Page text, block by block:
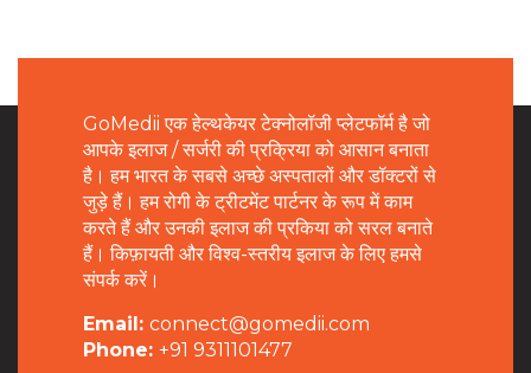
GoMedii एक हेल्थकेयर टेक्नोलॉजी प्लेटफॉर्म है जो
आपके इलाज / सर्जरी की प्रक्रिया को आसान बनाता
है। हम भारत के सबसे अच्छे अस्पतालों और डॉक्टरों से
जुड़े हैं। हम रोगी के ट्रीटमेंट पार्टनर के रूप में काम
करते हैं और उनकी इलाज की प्रकिया को सरल बनाते
हैं। किफ़ायती और विश्व-स्तरीय इलाज के लिए हमसे
संपर्क करें।
Email: connect@gomedii.com
Phone: +91 9311101477